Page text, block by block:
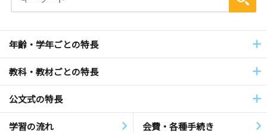
年齢・学年ごとの特長
教科・教材ごとの特長
公文式の特長
学習の流れ 会費・各種手続き